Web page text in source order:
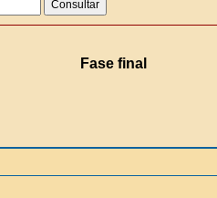
Fase final